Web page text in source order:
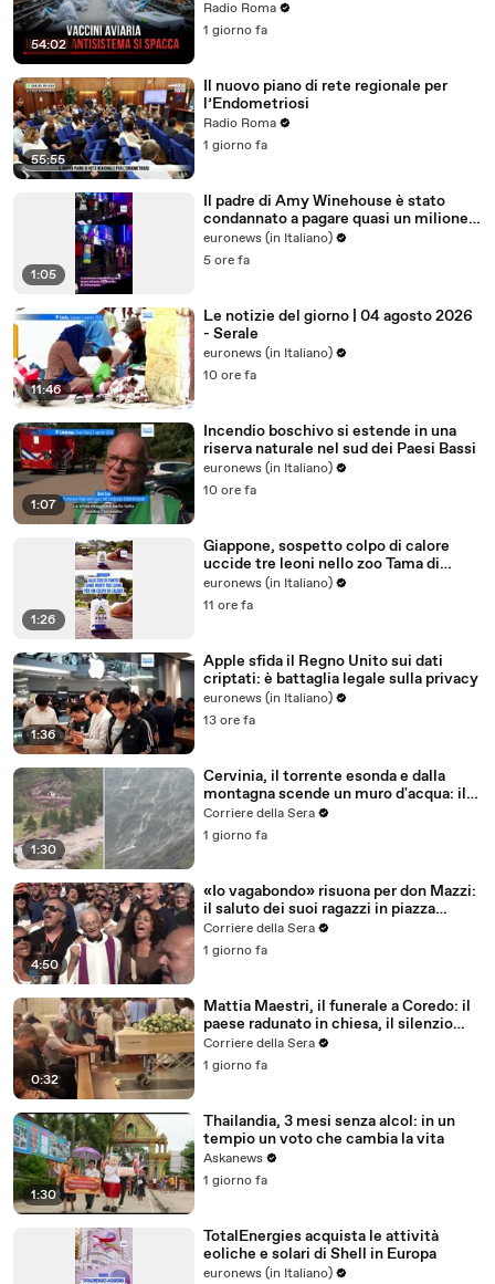
54:02
Radio Roma
1 giorno fa
55:55
Il nuovo piano di rete regionale per
l’Endometriosi
Radio Roma
1 giorno fa
1:05
Il padre di Amy Winehouse è stato
condannato a pagare quasi un milione
di sterline alle amiche
euronews (in Italiano)
5 ore fa
11:46
Le notizie del giorno | 04 agosto 2026
- Serale
euronews (in Italiano)
10 ore fa
1:07
Incendio boschivo si estende in una
riserva naturale nel sud dei Paesi Bassi
euronews (in Italiano)
10 ore fa
1:26
Giappone, sospetto colpo di calore
uccide tre leoni nello zoo Tama di
Tokyo
euronews (in Italiano)
11 ore fa
1:36
Apple sfida il Regno Unito sui dati
criptati: è battaglia legale sulla privacy
euronews (in Italiano)
13 ore fa
1:30
Cervinia, il torrente esonda e dalla
montagna scende un muro d'acqua: il
video del nubifragio
Corriere della Sera
1 giorno fa
4:50
«Io vagabondo» risuona per don Mazzi:
il saluto dei suoi ragazzi in piazza
Sant'Ambrogio
Corriere della Sera
1 giorno fa
0:32
Mattia Maestri, il funerale a Coredo: il
paese radunato in chiesa, il silenzio
della famiglia, gli abbracci
Corriere della Sera
1 giorno fa
1:30
Thailandia, 3 mesi senza alcol: in un
tempio un voto che cambia la vita
Askanews
1 giorno fa
TotalEnergies acquista le attività
eoliche e solari di Shell in Europa
euronews (in Italiano)